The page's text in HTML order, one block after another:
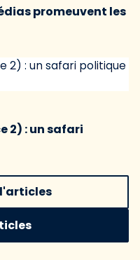
promeuvent les
2) : un safari